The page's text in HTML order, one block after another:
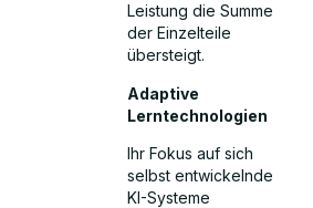
Leistung die Summe
der Einzelteile
übersteigt.
Adaptive
Lerntechnologien
Ihr Fokus auf sich
selbst entwickelnde
KI-Systeme